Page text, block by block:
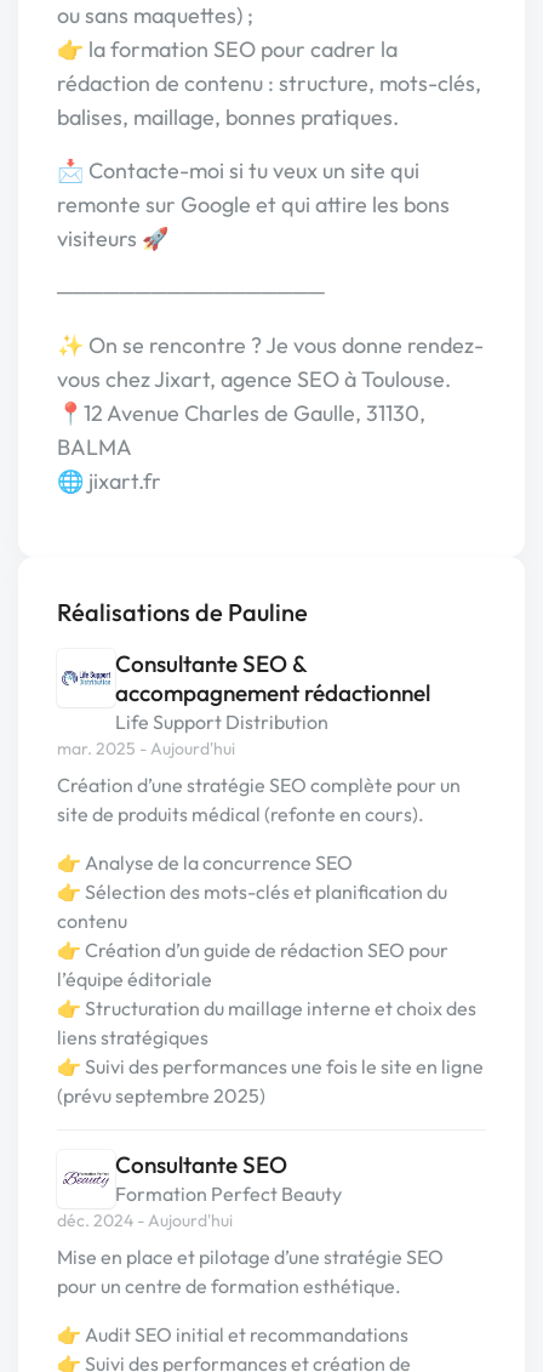
ou sans maquettes) ;
👉 la formation SEO pour cadrer la
rédaction de contenu : structure, mots-clés,
balises, maillage, bonnes pratiques.
📩 Contacte-moi si tu veux un site qui
remonte sur Google et qui attire les bons
visiteurs 🚀
─────────────────
✨ On se rencontre ? Je vous donne rendez-
vous chez Jixart, agence SEO à Toulouse.
📍12 Avenue Charles de Gaulle, 31130,
BALMA
🌐 jixart.fr
Réalisations de Pauline
Consultante SEO &
accompagnement rédactionnel
Life Support Distribution
mar. 2025 - Aujourd'hui
Création d’une stratégie SEO complète pour un
site de produits médical (refonte en cours).
👉 Analyse de la concurrence SEO
👉 Sélection des mots-clés et planification du
contenu
👉 Création d’un guide de rédaction SEO pour
l’équipe éditoriale
👉 Structuration du maillage interne et choix des
liens stratégiques
👉 Suivi des performances une fois le site en ligne
(prévu septembre 2025)
Consultante SEO
Formation Perfect Beauty
déc. 2024 - Aujourd'hui
Mise en place et pilotage d’une stratégie SEO
pour un centre de formation esthétique.
👉 Audit SEO initial et recommandations
👉 Suivi des performances et création de